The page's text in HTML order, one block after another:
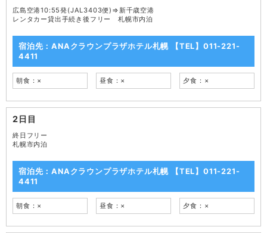
広島空港10:55発(JAL3403便)⇒新千歳空港
レンタカー貸出手続き後フリー 札幌市内泊
宿泊先：ANAクラウンプラザホテル札幌 【TEL】011-221-
4411
朝食：× 昼食：× 夕食：×
2日目
終日フリー
札幌市内泊
宿泊先：ANAクラウンプラザホテル札幌 【TEL】011-221-
4411
朝食：× 昼食：× 夕食：×